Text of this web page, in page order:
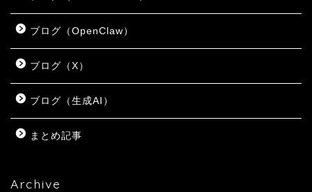
ブログ（OpenClaw）
ブログ（X）
ブログ（生成AI）
まとめ記事
Archive